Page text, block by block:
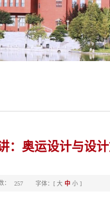
：奥运设计与设
： 257 字体：[大 中 小 ]